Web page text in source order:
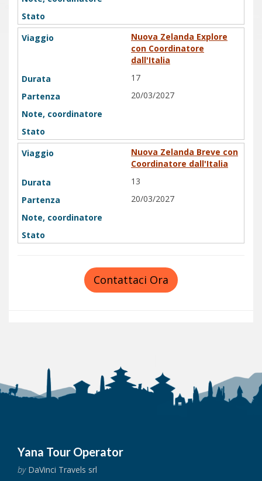
Nuova Zelanda Explore
con Coordinatore
dall'Italia
17
20/03/2027
Nuova Zelanda Breve con
Coordinatore dall'Italia
13
20/03/2027
Contattaci Ora
Yana Tour Operator
byDaVinci Travels srl